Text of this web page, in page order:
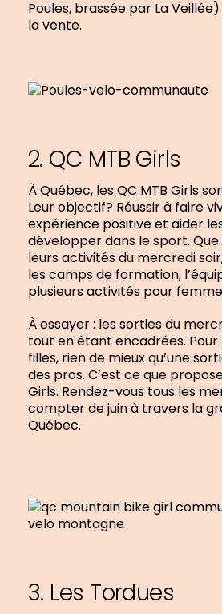
Poules, brassée par La
la vente.
2. QC MTB Girls
À Québec, lesQC MTB Girls
Leur objectif? Réussir à faire
expérience positive et aider
développer dans le sport.
leurs activités du mercredi
les camps de formation,
plusieurs activités pour
À essayer : les sorties du
tout en étant encadrées.
filles, rien de mieux qu’une
des pros. C’est ce que
Girls. Rendez-vous tous les
compter de juin à travers la
Québec.
3. Les Tordues